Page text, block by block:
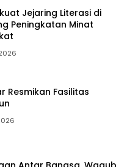
Jejaring Literasi di
Peningkatan Minat
Resmikan Fasilitas